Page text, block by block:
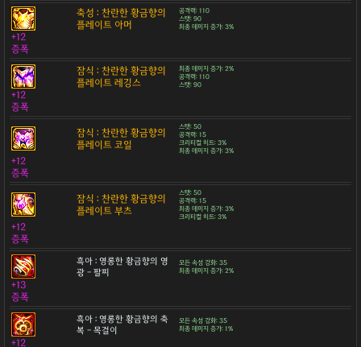
축성 : 찬란한 황금향의
플레이트 아머
공격력: 110
스탯: 90
최종 데미지 증가: 3%
+12
증폭
잠식 : 찬란한 황금향의
플레이트 레깅스
최종 데미지 증가: 2%
공격력: 110
스탯: 90
+12
증폭
잠식 : 찬란한 황금향의
플레이트 코일
스탯: 50
공격력: 15
크리티컬 히트: 3%
최종 데미지 증가: 3%
+12
증폭
잠식 : 찬란한 황금향의
플레이트 부츠
스탯: 50
공격력: 15
최종 데미지 증가: 3%
크리티컬 히트: 3%
+12
증폭
흑아 : 영롱한 황금향의 영
광 - 팔찌
모든 속성 강화: 35
최종 데미지 증가: 2%
+13
증폭
흑아 : 영롱한 황금향의 축
복 - 목걸이
모든 속성 강화: 35
최종 데미지 증가: 1%
+12